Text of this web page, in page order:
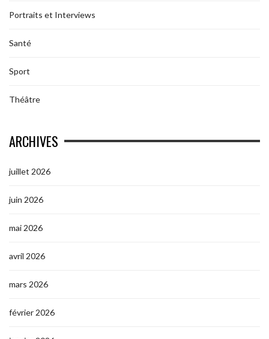
Portraits et Interviews
Santé
Sport
Théâtre
ARCHIVES
juillet 2026
juin 2026
mai 2026
avril 2026
mars 2026
février 2026